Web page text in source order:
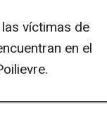
víctimas de
en el